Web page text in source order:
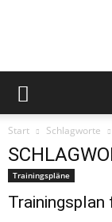
Start Schlagworte
Trainingspläne
Trainingsplan